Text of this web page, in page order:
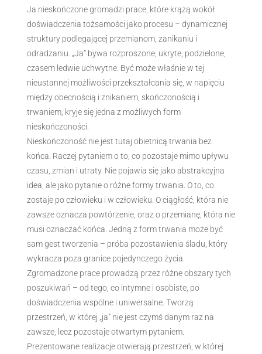
Ja nieskończone gromadzi prace, które krążą wokół
doświadczenia tożsamości jako procesu – dynamicznej
struktury podlegającej przemianom, zanikaniu i
odradzaniu. „Ja” bywa rozproszone, ukryte, podzielone,
czasem ledwie uchwytne. Być może właśnie w tej
nieustannej możliwości przekształcania się, w napięciu
między obecnością i znikaniem, skończonością i
trwaniem, kryje się jedna z możliwych form
nieskończoności.
Nieskończoność nie jest tutaj obietnicą trwania bez
końca. Raczej pytaniem o to, co pozostaje mimo upływu
czasu, zmian i utraty. Nie pojawia się jako abstrakcyjna
idea, ale jako pytanie o różne formy trwania. O to, co
zostaje po człowieku i w człowieku. O ciągłość, która nie
zawsze oznacza powtórzenie, oraz o przemianę, która nie
musi oznaczać końca. Jedną z form trwania może być
sam gest tworzenia – próba pozostawienia śladu, który
wykracza poza granice pojedynczego życia.
Zgromadzone prace prowadzą przez różne obszary tych
poszukiwań – od tego, co intymne i osobiste, po
doświadczenia wspólne i uniwersalne. Tworzą
przestrzeń, w której „ja” nie jest czymś danym raz na
zawsze, lecz pozostaje otwartym pytaniem.
Prezentowane realizacje otwierają przestrzeń, w której